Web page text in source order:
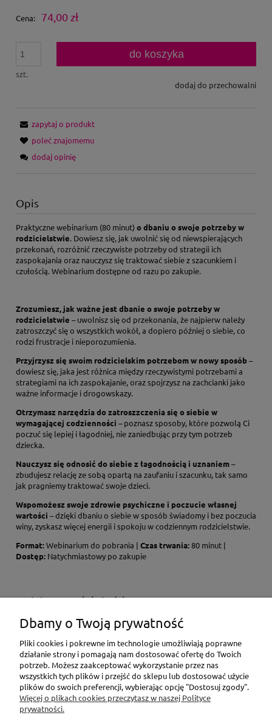
Cena: 74,00 zł
szt.
do koszyka
dodaj do przechowalni
zapytaj o produkt
poleć znajomemu
dodaj opinię
Opis
Praktyczne webinarium (80 minut) o dbaniu o swoje potrzeby w
rodzicielstwie. Dowiesz się, jak uwolnić się od niewspierających
przekonań, rozróżnić rzeczywiste potrzeby od strategii ich
zaspokajania oraz nauczysz się traktować siebie z szacunkiem i
czułością. Webinarium dostępne od razu po zakupie.
Zrozumiesz, jak ważne jest dbanie o swoje potrzeby w
rodzicielstwie – uwolnisz się od przekonania, że najpierw należy
zatroszczyć się o wszystkich wokół, a dopiero później o siebie, co
rodzi frustracje i nieporozumienia.
Przyjrzysz się swoim rodzicielskim potrzebom w nowy sposób–
dowiesz się, jaka jest różnica między rzeczywistymi potrzebami a
strategiami na ich zaspokajanie, oraz spojrzysz na zachcianki jako
ważne informacje i drogowskazy.
Otrzymasz narzędzia do zatroszzczenia się o siebie w
wymagającej codzienności – poznasz sposoby, które pozwolą Ci
poczuć się lepiej i łagodniej, nie zaniedbując przy tym potrzeb
dziecka.
Nauczysz się odnosić do siebie z łagodnością i uznaniem–
zbudujesz relację ze sobą opartą na zaufaniu i szacunku, tak samo
jak pragniemy traktować swoje dzieci.
Wspomożesz swoje zdrowie psychiczne i poczucie własnej
wartości – dzięki dbaniu o siebie w sposób świadomy i bez poczucia
winy, zyskasz więcej energii i spokoju w codziennym rodzicielstwie.
Format:Webinarium do pobrania | Czas trwania:80 minut |
Dostęp: Natychmiastowy po zakupie
Opinie o produkcie (0)
Twoja opinia:
Dbamy o Twoją prywatność
Pliki cookies i pokrewne im technologie umożliwiają poprawne
działanie strony i pomagają nam dostosować ofertę do Twoich
potrzeb. Możesz zaakceptować wykorzystanie przez nas
wszystkich tych plików i przejść do sklepu lub dostosować użycie
plików do swoich preferencji, wybierając opcję "Dostosuj zgody".
Więcej o plikach cookies przeczytasz w naszej Polityce
prywatności.